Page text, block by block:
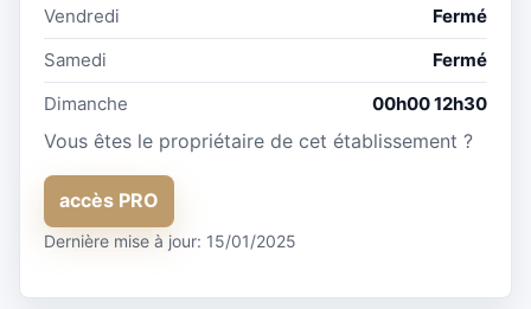
Vendredi
Fermé
Samedi
Fermé
Dimanche
00h00 12h30
Vous êtes le propriétaire de cet établissement ?
accès PRO
Dernière mise à jour: 15/01/2025